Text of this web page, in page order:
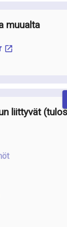
muualta
liittyvät